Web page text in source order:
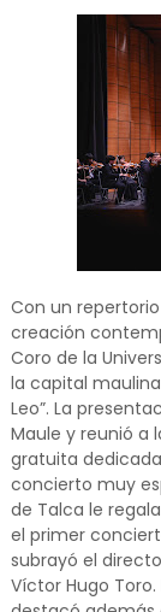
Con un
creación
Coro de la
la capital
Leo”. La
Maule y reunió a
gratuita
concierto muy
de Talca le
el primer
subrayó el
Víctor Hugo